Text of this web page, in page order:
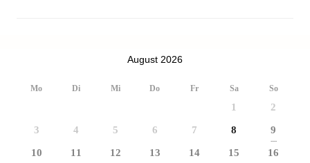
August 2026
Mo Di Mi Do Fr Sa So
1 2
3 4 5 6 7 8 9
---
10 11 12 13 14 15 16